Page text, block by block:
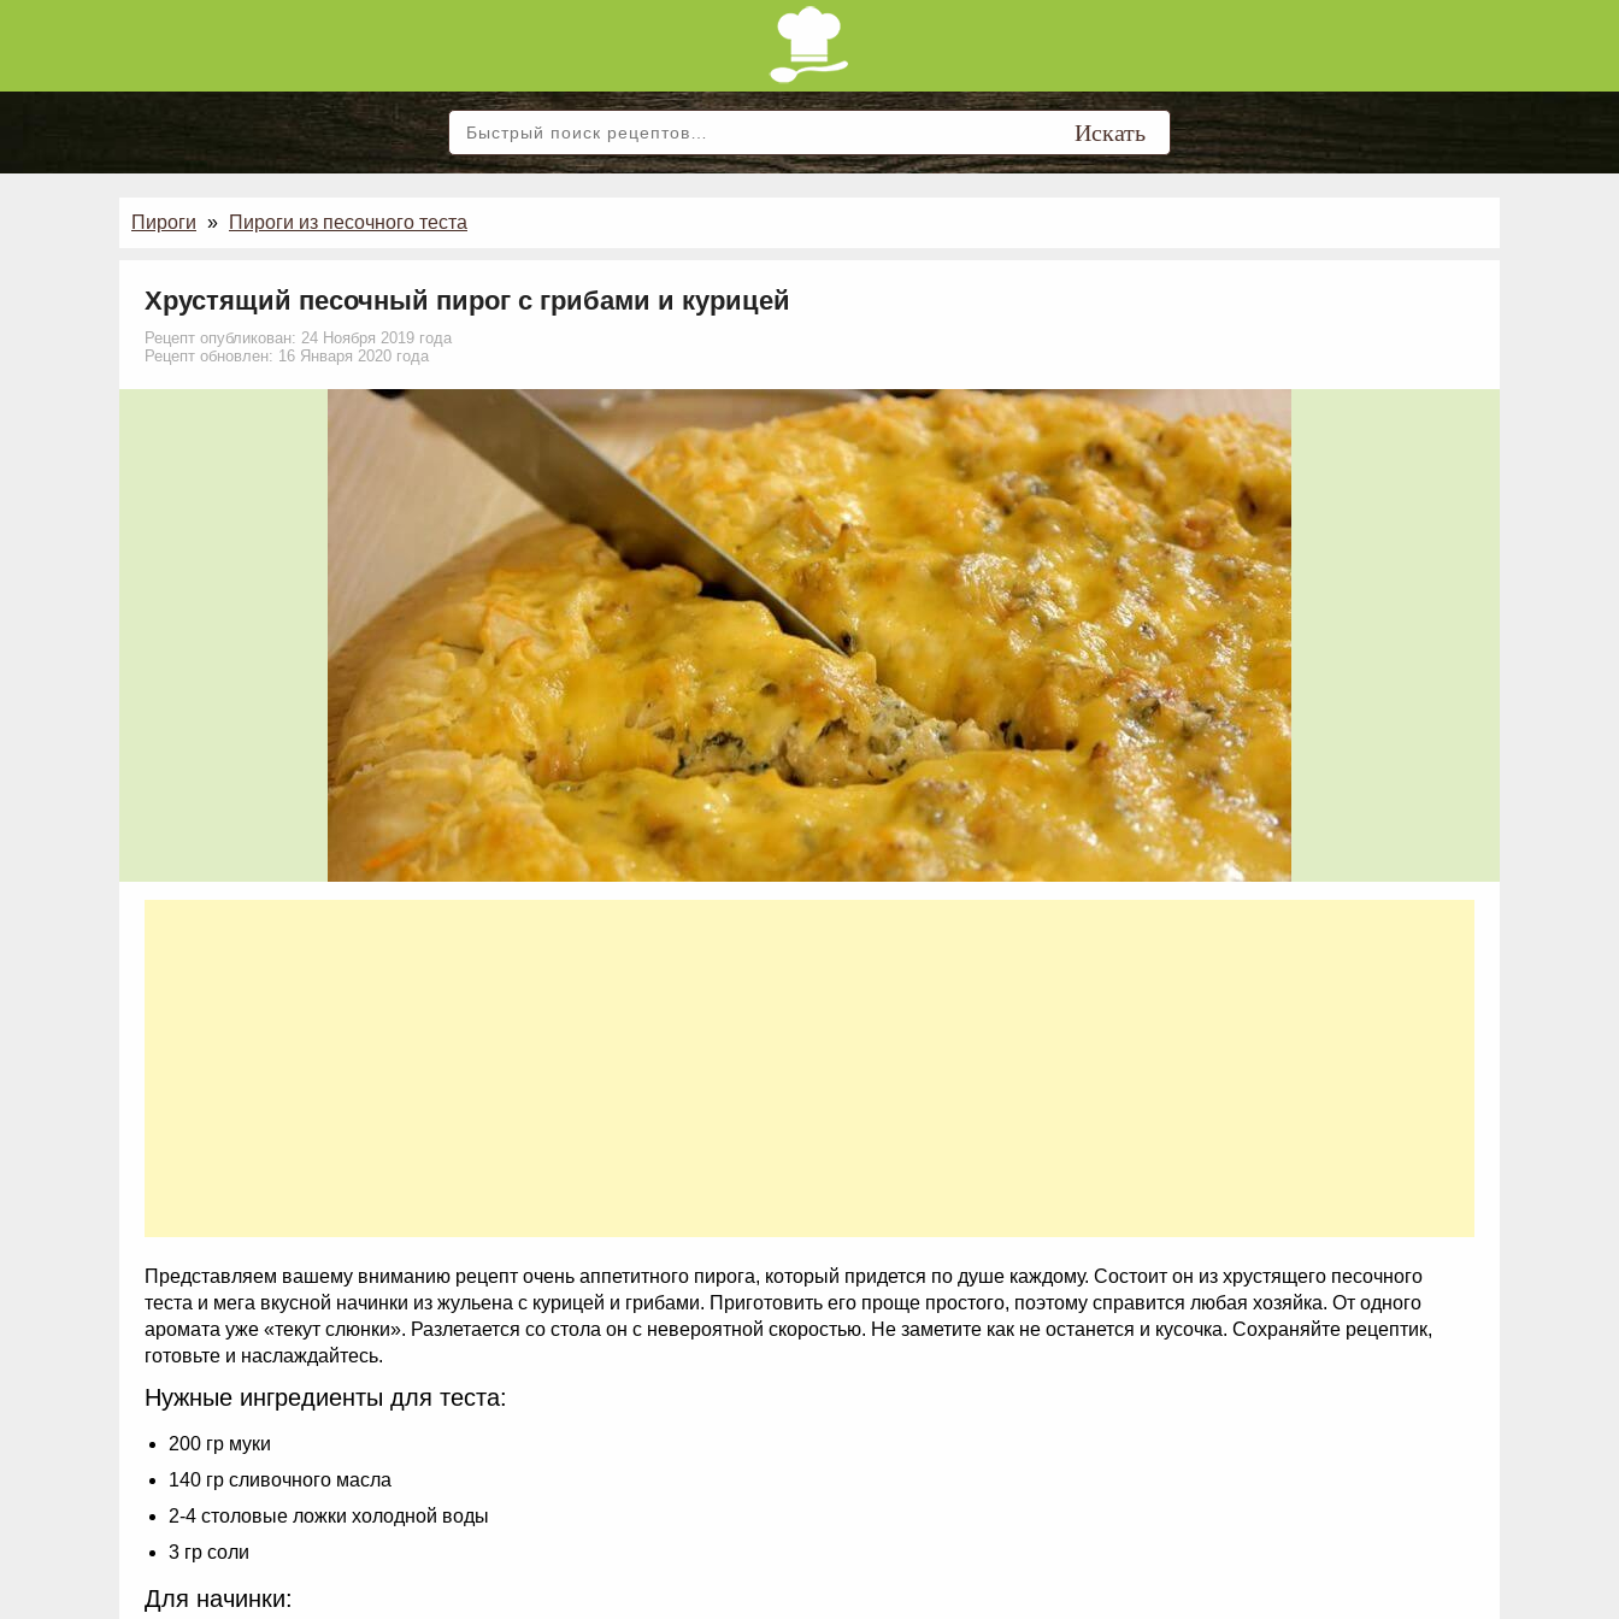
Пироги » Пироги из песочного теста
Хрустящий песочный пирог с грибами и курицей
Рецепт опубликован: 24 Ноября 2019 года
Рецепт обновлен: 16 Января 2020 года
Представляем вашему вниманию рецепт очень аппетитного пирога, который придется по душе каждому. Состоит он из хрустящего песочного
теста и мега вкусной начинки из жульена с курицей и грибами. Приготовить его проще простого, поэтому справится любая хозяйка. От одного
аромата уже «текут слюнки». Разлетается со стола он с невероятной скоростью. Не заметите как не останется и кусочка. Сохраняйте рецептик,
готовьте и наслаждайтесь.
Нужные ингредиенты для теста:
200 гр муки
140 гр сливочного масла
2-4 столовые ложки холодной воды
3 гр соли
Для начинки: